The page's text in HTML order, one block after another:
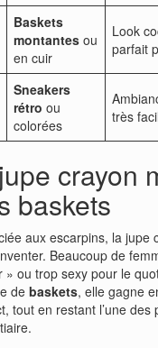
Baskets
montantes ou
en cuir
Look
parfait
Sneakers
rétro ou
colorées
très
crayon
baskets
aux escarpins, la jupe
Beaucoup de
» ou trop sexy pour le
de baskets, elle gagne
tout en restant l’une des